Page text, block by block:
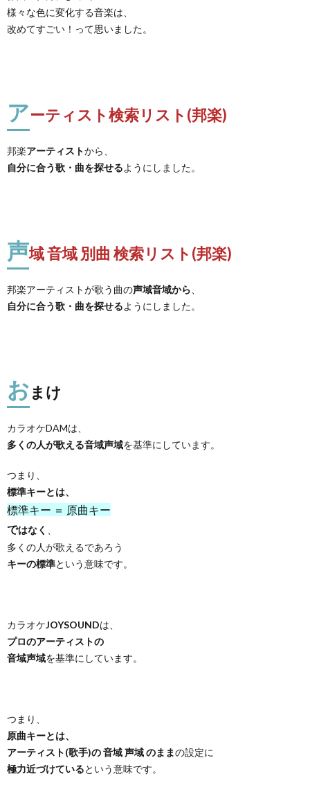
様々な色に変化する音楽は、
改めてすごい！って思いました。
アーティスト検索リスト(邦楽)
邦楽アーティストから、
自分に合う歌・曲を探せるようにしました。
声域 音域 別曲 検索リスト(邦楽)
邦楽アーティストが歌う曲の声域音域から
自分に合う歌・曲を探せるようにしました。
おまけ
カラオケDAMは、
多くの人が歌える音域声域を基準にしています。
つまり、
標準キーとは、
標準キー ＝ 原曲キー
ではなく
多くの人が歌えるであろう
キーの標準という意味です。
カラオケJOYSOUNDは、
プロのアーティストの
音域声域を基準にしています。
つまり、
原曲キーとは、
アーティスト(歌手)の 音域 声域 のままの設定に
極力近づけているという意味です。